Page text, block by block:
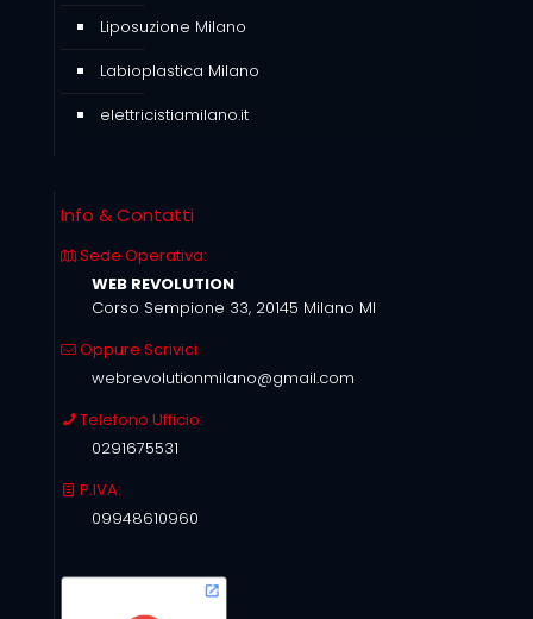
Liposuzione Milano
Labioplastica Milano
elettricistiamilano.it
Info & Contatti
Sede Operativa:
WEB REVOLUTION
Corso Sempione 33, 20145 Milano MI
Oppure Scrivici
webrevolutionmilano@gmail.com
Telefono Ufficio:
0291675531
P.IVA:
09948610960